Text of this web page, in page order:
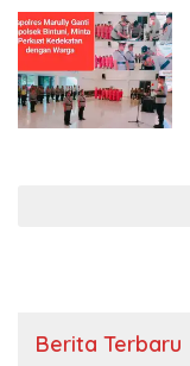
Berita Terbaru